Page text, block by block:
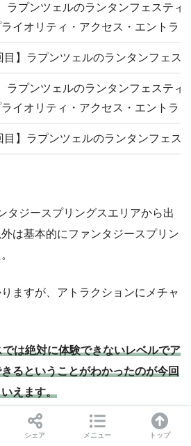
ラプンツェルのランタンフェスティ
ライオリティ・アクセス・エントラ
目】ラプンツェルのランタンフェス
ラプンツェルのランタンフェスティ
ライオリティ・アクセス・エントラ
目】ラプンツェルのランタンフェス
タジースプリングスエリアから出
は基本的にファンタジースプリン
ますが、アトラクションにメチャ
は絶対に体験できないレベルでア
るということがわかったのが今回
えます。
り短いです。
シェア メニュー トップ